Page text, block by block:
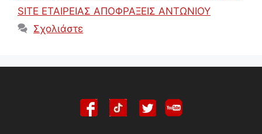
SITE ΕΤΑΙΡΕΙΑΣ ΑΠΟΦΡΑΞΕΙΣ ΑΝΤΩΝΙΟΥ
Σχολιάστε